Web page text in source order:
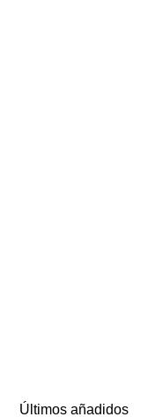
Últimos añadidos